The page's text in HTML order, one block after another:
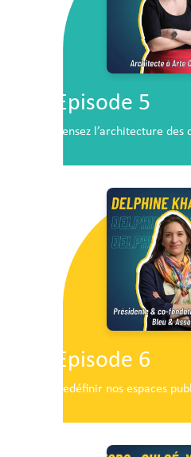
Episode 5
Pensez l’architecture
Episode 6
Redéfinir nos espaces